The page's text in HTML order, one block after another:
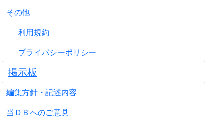
その他
利用規約
プライバシーポリシー
掲示板
編集方針・記述内容
当ＤＢへのご意見